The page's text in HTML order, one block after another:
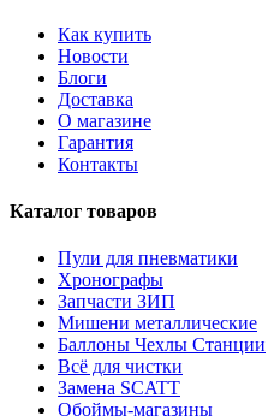
Как купить
Новости
Блоги
Доставка
О магазине
Гарантия
Контакты
Каталог товаров
Пули для пневматики
Хронографы
Запчасти ЗИП
Мишени металлические
Баллоны Чехлы Станции
Всё для чистки
Замена SCATT
Обоймы-магазины